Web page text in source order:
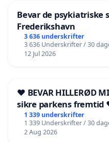
Bevar de psykiatriske
Frederikshavn
3 636 underskrifter
3 636 Underskrifter / 30
12 Jul 2026
❤️ BEVAR HILLERØD
sikre parkens fremtid
1 339 underskrifter
1 339 Underskrifter / 30
2 Aug 2026